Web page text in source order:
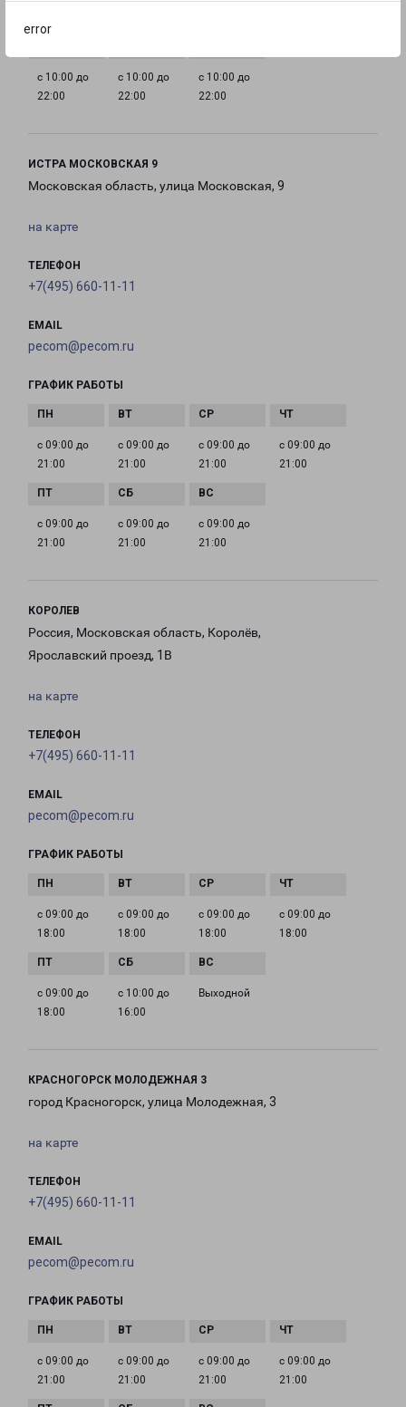
error
с 10:00 до
22:00
с 10:00 до
22:00
с 10:00 до
22:00
ИСТРА МОСКОВСКАЯ 9
Московская область, улица Московская, 9
на карте
ТЕЛЕФОН
+7(495) 660-11-11
EMAIL
pecom@pecom.ru
ГРАФИК РАБОТЫ
с 09:00 до
21:00
с 09:00 до
21:00
с 09:00 до
21:00
с 09:00 до
21:00
с 09:00 до
21:00
с 09:00 до
21:00
с 09:00 до
21:00
КОРОЛЕВ
Россия, Московская область, Королёв,
Ярославский проезд, 1В
на карте
ТЕЛЕФОН
+7(495) 660-11-11
EMAIL
pecom@pecom.ru
ГРАФИК РАБОТЫ
с 09:00 до
18:00
с 09:00 до
18:00
с 09:00 до
18:00
с 09:00 до
18:00
с 09:00 до
18:00
с 10:00 до
16:00
Выходной
КРАСНОГОРСК МОЛОДЕЖНАЯ 3
город Красногорск, улица Молодежная, 3
на карте
ТЕЛЕФОН
+7(495) 660-11-11
EMAIL
pecom@pecom.ru
ГРАФИК РАБОТЫ
с 09:00 до
21:00
с 09:00 до
21:00
с 09:00 до
21:00
с 09:00 до
21:00